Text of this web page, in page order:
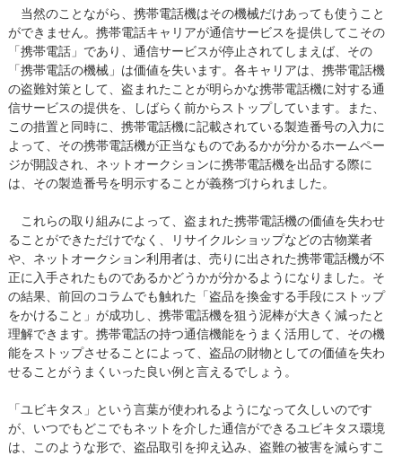
当然のことながら、携帯電話機はその機械だけあっても使うこと
ができません。携帯電話キャリアが通信サービスを提供してこその
「携帯電話」であり、通信サービスが停止されてしまえば、その
「携帯電話の機械」は価値を失います。各キャリアは、携帯電話機
の盗難対策として、盗まれたことが明らかな携帯電話機に対する通
信サービスの提供を、しばらく前からストップしています。また、
この措置と同時に、携帯電話機に記載されている製造番号の入力に
よって、その携帯電話機が正当なものであるかが分かるホームペー
ジが開設され、ネットオークションに携帯電話機を出品する際に
は、その製造番号を明示することが義務づけられました。
これらの取り組みによって、盗まれた携帯電話機の価値を失わせ
ることができただけでなく、リサイクルショップなどの古物業者
や、ネットオークション利用者は、売りに出された携帯電話機が不
正に入手されたものであるかどうかが分かるようになりました。そ
の結果、前回のコラムでも触れた「盗品を換金する手段にストップ
をかけること」が成功し、携帯電話機を狙う泥棒が大きく減ったと
理解できます。携帯電話の持つ通信機能をうまく活用して、その機
能をストップさせることによって、盗品の財物としての価値を失わ
せることがうまくいった良い例と言えるでしょう。
「ユビキタス」という言葉が使われるようになって久しいのです
が、いつでもどこでもネットを介した通信ができるユビキタス環境
は、このような形で、盗品取引を抑え込み、盗難の被害を減らすこ